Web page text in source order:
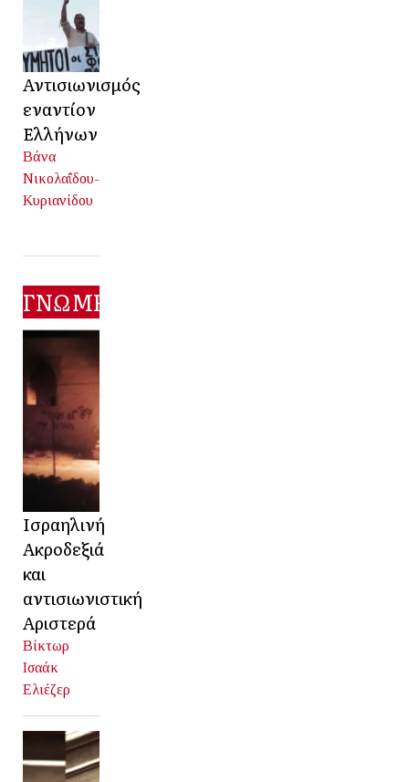
Αντισιωνισμός
εναντίον
Ελλήνων
Βάνα
Νικολαΐδου-
Κυριανίδου
ΓΝΩΜΕΣ
Ισραηλινή
Ακροδεξιά
και
αντισιωνιστική
Αριστερά
Βίκτωρ
Ισαάκ
Ελιέζερ